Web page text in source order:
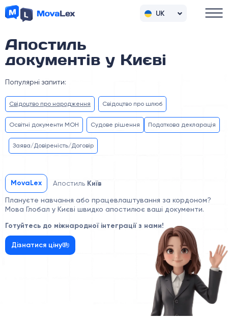
UK
RU
Апостиль
документів у Києві
Популярні запити:
Свідоцтво про народження Свідоцтво про шлюб
Освітні документи МОН Судове рішення Податкова декларація
Заява/Довіреність/Договір
MovaLex Апостиль Київ
Плануєте навчання або працевлаштування за кордоном?
Мова Глобал у Києві швидко апостилює ваші документи.
Готуйтесь до міжнародної інтеграції з нами!
Дізнатися ціну